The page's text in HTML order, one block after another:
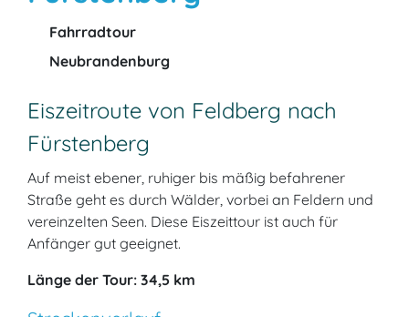
Fahrradtour
Neubrandenburg
Eiszeitroute von Feldberg nach
Fürstenberg
Auf meist ebener, ruhiger bis mäßig befahrener
Straße geht es durch Wälder, vorbei an Feldern und
vereinzelten Seen. Diese Eiszeittour ist auch für
Anfänger gut geeignet.
Länge der Tour: 34,5 km